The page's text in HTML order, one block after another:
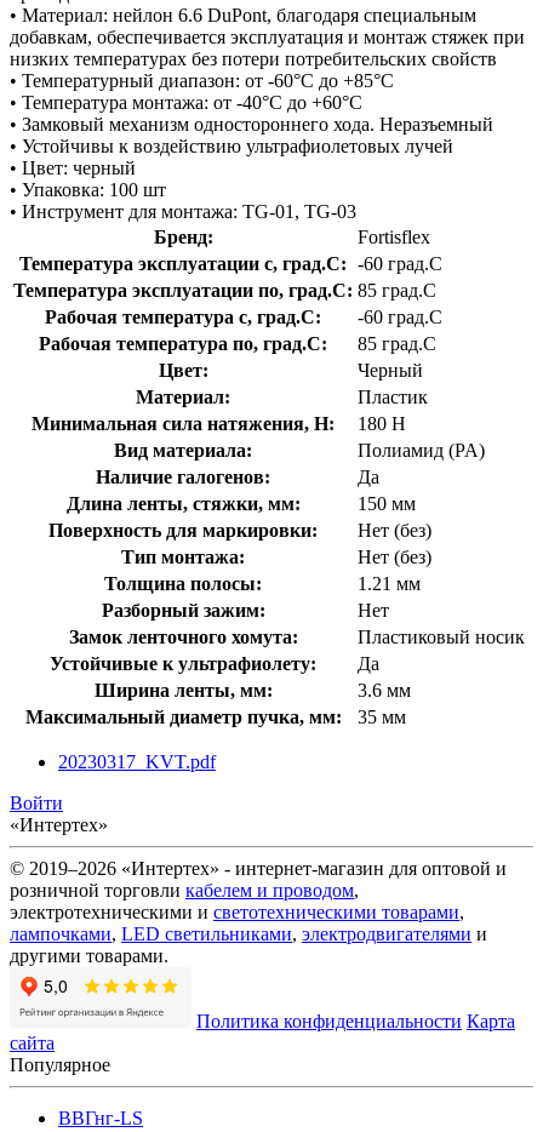
• Материал: нейлон 6.6 DuPont, благодаря специальным
добавкам, обеспечивается эксплуатация и монтаж стяжек при
низких температурах без потери потребительских свойств
• Температурный диапазон: от -60°C до +85°C
• Температура монтажа: от -40°C до +60°C
• Замковый механизм одностороннего хода. Неразъемный
• Устойчивы к воздействию ультрафиолетовых лучей
• Цвет: черный
• Упаковка: 100 шт
• Инструмент для монтажа: TG-01, TG-03
Бренд:
Fortisflex
Температура эксплуатации с, град.C: -60 град.C
Температура эксплуатации по, град.C: 85 град.C
Рабочая температура с, град.C:
-60 град.C
Рабочая температура по, град.C:
85 град.C
Цвет:
Черный
Материал:
Пластик
Минимальная сила натяжения, Н:
180 Н
Вид материала:
Полиамид (PA)
Наличие галогенов:
Да
Длина ленты, стяжки, мм:
150 мм
Поверхность для маркировки:
Нет (без)
Тип монтажа:
Нет (без)
Толщина полосы:
1.21 мм
Разборный зажим:
Нет
Замок ленточного хомута:
Пластиковый носик
Устойчивые к ультрафиолету:
Да
Ширина ленты, мм:
3.6 мм
Максимальный диаметр пучка, мм:
35 мм
20230317_KVT.pdf
Войти
«Интертех»
© 2019–2026 «Интертех» - интернет-магазин для оптовой и
розничной торговли кабелем и проводом,
электротехническими и светотехническими товарами,
лампочками, LED светильниками, электродвигателями и
другими товарами.
Политика конфиденциальности Карта
сайта
Популярное
ВВГнг-LS